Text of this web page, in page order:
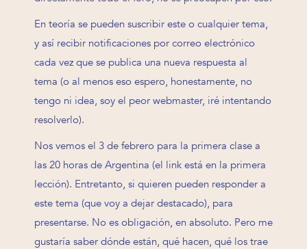
En teoría se pueden suscribir este o cualquier tema,
y así recibir notificaciones por correo electrónico
cada vez que se publica una nueva respuesta al
tema (o al menos eso espero, honestamente, no
tengo ni idea, soy el peor webmaster, iré intentando
resolverlo).
Nos vemos el 3 de febrero para la primera clase a
las 20 horas de Argentina (el link está en la primera
lección). Entretanto, si quieren pueden responder a
este tema (que voy a dejar destacado), para
presentarse. No es obligación, en absoluto. Pero me
gustaría saber dónde están, qué hacen, qué los trae